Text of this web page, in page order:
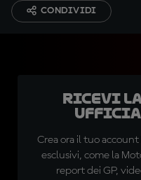
CONDIVIDI
Ricevi
Crea ora il tuo
esclusivi, come la
report dei GP,